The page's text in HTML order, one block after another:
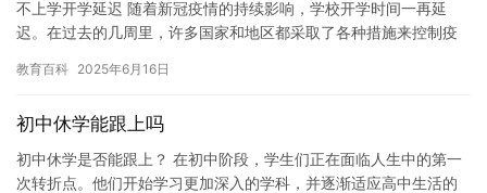
不上学开学延迟 随着新冠疫情的持续影响，学校开学时间一再延
迟。在过去的几周里，许多国家和地区都采取了各种措施来控制疫
等。然而…
教育百科 2025年6月16日
初中休学能跟上吗
初中休学是否能跟上？ 在初中阶段，学生们正在面临人生中的第一
次转折点。他们开始学习更加深入的学科，并逐渐适应高中生活的